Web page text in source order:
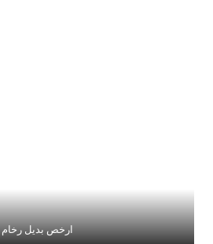
ارخص بديل رخام